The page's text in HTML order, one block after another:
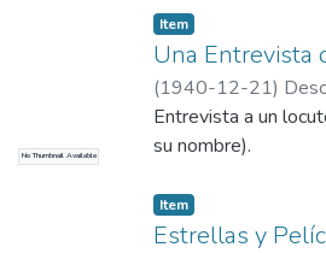
No Thumbnail Available
Item
Una Entrevista
(1940-12-21)
Entrevista a un
su nombre).
Item
Estrellas y